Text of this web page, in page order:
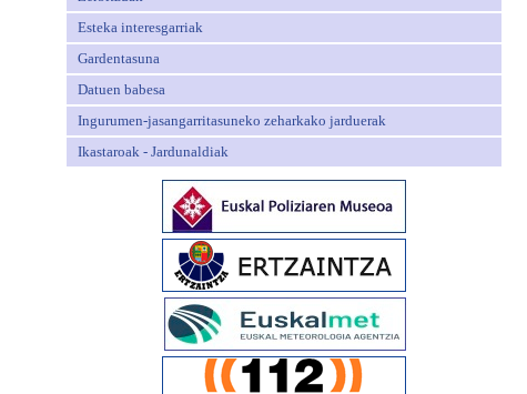
Esteka interesgarriak
Gardentasuna
Datuen babesa
Ingurumen-jasangarritasuneko zeharkako jarduerak
Ikastaroak - Jardunaldiak